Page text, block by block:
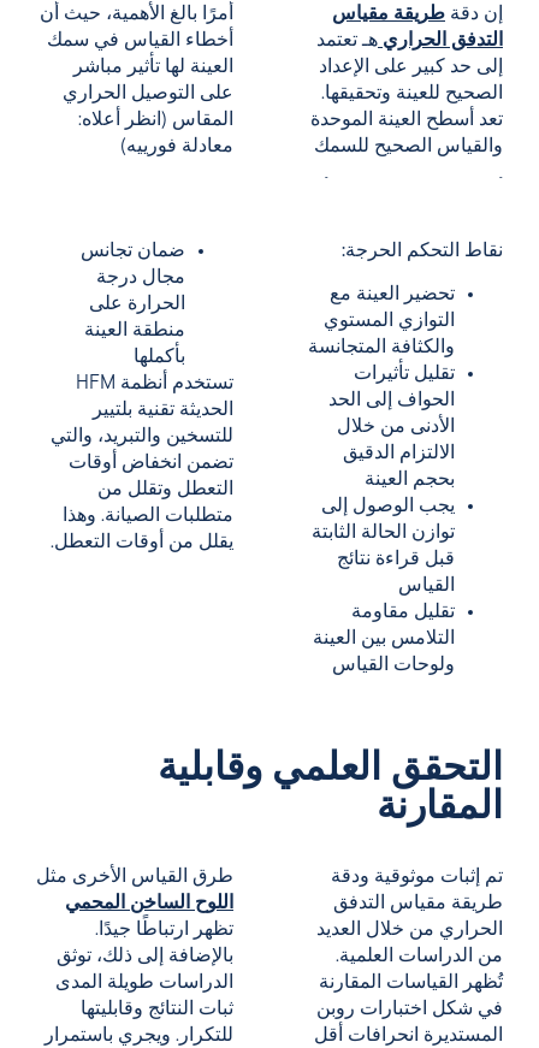
إن دقة طريقة مقياس
التدفق الحراري هـ تعتمد
إلى حد كبير على الإعداد
الصحيح للعينة وتحقيقها.
تعد أسطح العينة الموحدة
والقياس الصحيح للسمك
أمرًا بالغ الأهمية، حيث أن
أخطاء القياس في سمك
العينة لها تأثير مباشر
على التوصيل الحراري
المقاس (انظر أعلاه:
معادلة فورييه)
نقاط التحكم الحرجة:
تحضير العينة مع
التوازي المستوي
والكثافة المتجانسة
تقليل تأثيرات
الحواف إلى الحد
الأدنى من خلال
الالتزام الدقيق
بحجم العينة
يجب الوصول إلى
توازن الحالة الثابتة
قبل قراءة نتائج
القياس
تقليل مقاومة
التلامس بين العينة
ولوحات القياس
ضمان تجانس
مجال درجة
الحرارة على
منطقة العينة
بأكملها
تستخدم أنظمة HFM
الحديثة تقنية بلتيير
للتسخين والتبريد، والتي
تضمن انخفاض أوقات
التعطل وتقلل من
متطلبات الصيانة. وهذا
يقلل من أوقات التعطل.
التحقق العلمي وقابلية
المقارنة
تم إثبات موثوقية ودقة
طريقة مقياس التدفق
الحراري من خلال العديد
من الدراسات العلمية.
تُظهر القياسات المقارنة
في شكل اختبارات روبن
المستديرة انحرافات أقل
طرق القياس الأخرى مثل
اللوح الساخن المحمي
تظهر ارتباطًا جيدًا.
بالإضافة إلى ذلك، توثق
الدراسات طويلة المدى
ثبات النتائج وقابليتها
للتكرار. ويجري باستمرار